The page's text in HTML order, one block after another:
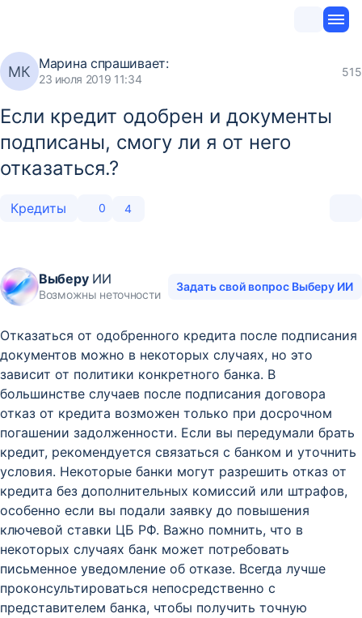
МК Марина спрашивает:
23 июля 2019 11:34
515
Если кредит одобрен и документы
подписаны, смогу ли я от него
отказаться.?
Кредиты 0 4
ВыберуИИ
Возможны неточности
Задать свой вопрос Выберу ИИ
Отказаться от одобренного кредита после подписания
документов можно в некоторых случаях, но это
зависит от политики конкретного банка. В
большинстве случаев после подписания договора
отказ от кредита возможен только при досрочном
погашении задолженности. Если вы передумали брать
кредит, рекомендуется связаться с банком и уточнить
условия. Некоторые банки могут разрешить отказ от
кредита без дополнительных комиссий или штрафов,
особенно если вы подали заявку до повышения
ключевой ставки ЦБ РФ. Важно помнить, что в
некоторых случаях банк может потребовать
письменное уведомление об отказе. Всегда лучше
проконсультироваться непосредственно с
представителем банка, чтобы получить точную